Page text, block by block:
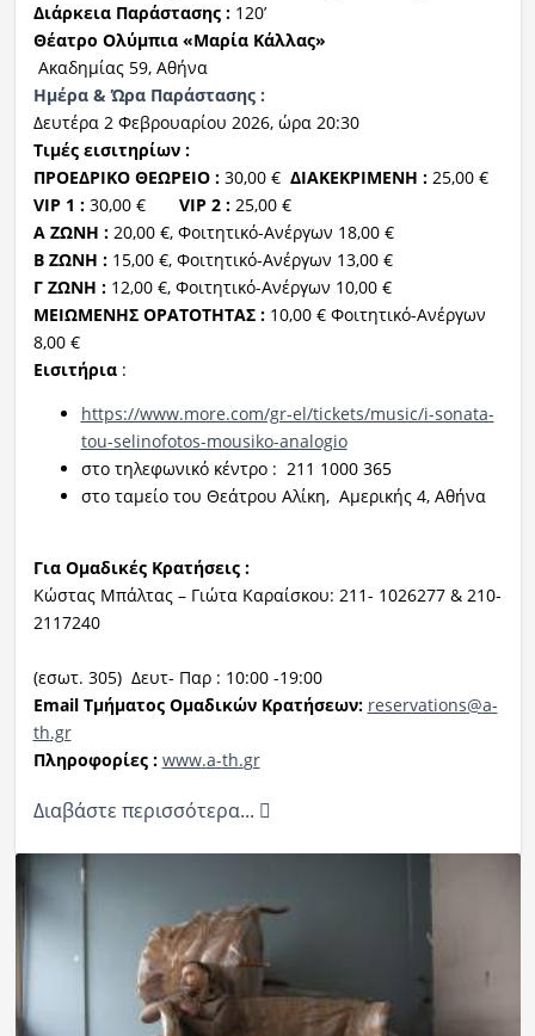
Διάρκεια Παράστασης : 120’
Θέατρο Ολύμπια «Μαρία Κάλλας»
Ακαδημίας 59, Αθήνα
Ημέρα& Ώρα Παράστασης :
Δευτέρα 2 Φεβρουαρίου 2026, ώρα 20:30
Τιμέςεισιτηρίων :
ΠΡΟΕΔΡΙΚΟ ΘΕΩΡΕΙΟ : 30,00 € ΔΙΑΚΕΚΡΙΜΕΝΗ :25,00 €
VIP 1 :30,00 € VIP 2:25,00 €
Α ΖΩΝΗ :20,00 €, Φοιτητικό-Ανέργων 18,00 €
Β ΖΩΝΗ :15,00 €, Φοιτητικό-Ανέργων 13,00 €
Γ ΖΩΝΗ :12,00 €, Φοιτητικό-Ανέργων 10,00 €
ΜΕΙΩΜΕΝΗΣ ΟΡΑΤΟΤΗΤΑΣ:10,00 € Φοιτητικό-Ανέργων
8,00 €
Εισιτήρια:
https://www.more.com/gr-el/tickets/music/i-sonata-
tou-selinofotos-mousiko-analogio
στο τηλεφωνικό κέντρο : 211 1000 365
στο ταμείο του Θεάτρου Αλίκη, Αμερικής 4, Αθήνα
Για Ομαδικές Κρατήσεις :
Κώστας Μπάλτας – Γιώτα Καραίσκου: 211- 1026277 & 210-
2117240
(εσωτ. 305) Δευτ- Παρ : 10:00 -19:00
ΕmailΤμήματος Ομαδικών Κρατήσεων: reservations@a-
th.gr
Πληροφορίες : www.a-th.gr
Διαβάστε περισσότερα...